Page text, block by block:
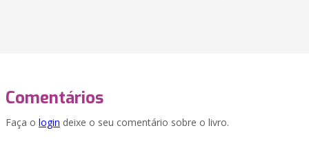
Comentários
Faça o login deixe o seu comentário sobre o livro.